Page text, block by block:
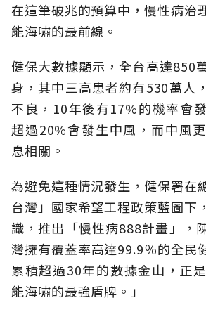
在這筆破兆的預算中，慢性病治
能海嘯的最前線。
健保大數據顯示，全台高達850
身，其中三高患者約有530萬人
不良，10年後有17%的機率會
超過20%會發生中風，而中風
息相關。
為避免這種情況發生，健保署在
台灣」國家希望工程政策藍圖下
識，推出「慢性病888計畫」，
灣擁有覆蓋率高達99.9％的全民
累積超過30年的數據金山，正
能海嘯的最強盾牌。」